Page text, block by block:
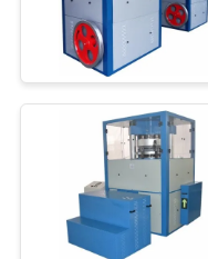
PRIVACY
POLICY